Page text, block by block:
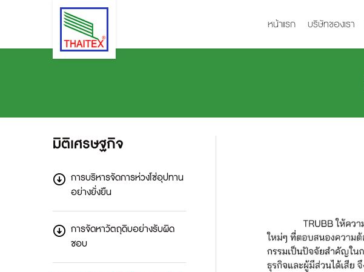
หน้าแรก บริษัทของเรา
มิติเศรษฐกิจ
การบริหารจัดการห่วงโซ่อุปทาน
อย่างยั่งยืน
การจัดหาวัตถุดิบอย่างรับผิด
ชอบ